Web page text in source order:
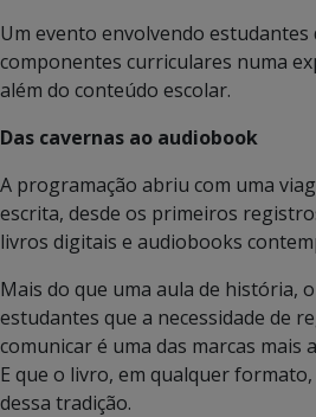
Um evento envolvendo
componentes curriculares numa
além do conteúdo escolar.
Das cavernas ao audiobook
A programação abriu com uma
escrita, desde os primeiros
livros digitais e audiobooks
Mais do que uma aula de história,
estudantes que a necessidade de
comunicar é uma das marcas mais
E que o livro, em qualquer
dessa tradição.